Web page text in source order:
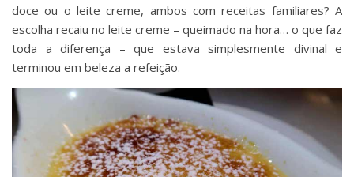
doce ou o leite creme, ambos com receitas familiares? A
escolha recaiu no leite creme – queimado na hora… o que faz
toda a diferença – que estava simplesmente divinal e
terminou em beleza a refeição.